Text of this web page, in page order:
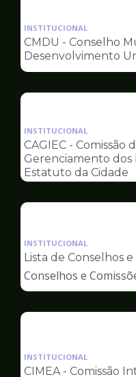
INSTITUCIONAL
CMDU - Conselho
Desenvolvimento
INSTITUCIONAL
CAGIEC - Comissão
Gerenciamento
Estatuto da Cidade
INSTITUCIONAL
Lista de Conselhos e
Conselhos e
INSTITUCIONAL
CIMEA - Comissão